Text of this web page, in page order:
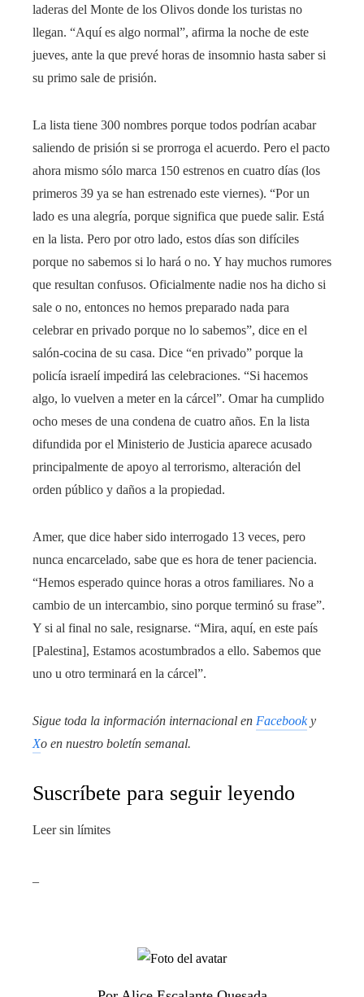
laderas del Monte de los Olivos donde los turistas no
llegan. “Aquí es algo normal”, afirma la noche de este
jueves, ante la que prevé horas de insomnio hasta saber si
su primo sale de prisión.
La lista tiene 300 nombres porque todos podrían acabar
saliendo de prisión si se prorroga el acuerdo. Pero el pacto
ahora mismo sólo marca 150 estrenos en cuatro días (los
primeros 39 ya se han estrenado este viernes). “Por un
lado es una alegría, porque significa que puede salir. Está
en la lista. Pero por otro lado, estos días son difíciles
porque no sabemos si lo hará o no. Y hay muchos rumores
que resultan confusos. Oficialmente nadie nos ha dicho si
sale o no, entonces no hemos preparado nada para
celebrar en privado porque no lo sabemos”, dice en el
salón-cocina de su casa. Dice “en privado” porque la
policía israelí impedirá las celebraciones. “Si hacemos
algo, lo vuelven a meter en la cárcel”. Omar ha cumplido
ocho meses de una condena de cuatro años. En la lista
difundida por el Ministerio de Justicia aparece acusado
principalmente de apoyo al terrorismo, alteración del
orden público y daños a la propiedad.
Amer, que dice haber sido interrogado 13 veces, pero
nunca encarcelado, sabe que es hora de tener paciencia.
“Hemos esperado quince horas a otros familiares. No a
cambio de un intercambio, sino porque terminó su frase”.
Y si al final no sale, resignarse. “Mira, aquí, en este país
[Palestina], Estamos acostumbrados a ello. Sabemos que
uno u otro terminará en la cárcel”.
Sigue toda la información internacional en Facebooky
Xo en nuestro boletín semanal.
Suscríbete para seguir leyendo
Leer sin límites